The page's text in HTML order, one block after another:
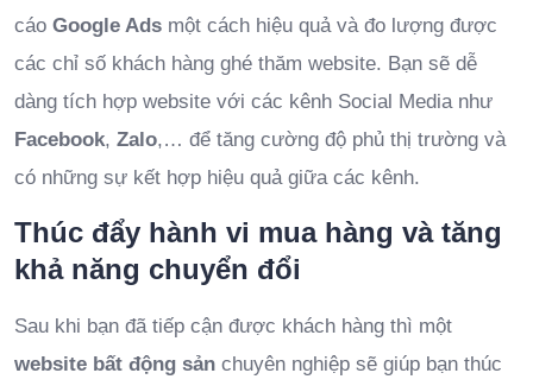
cáo Google Ads một cách hiệu quả và đo lượng được
các chỉ số khách hàng ghé thăm website. Bạn sẽ dễ
dàng tích hợp website với các kênh Social Media như
Facebook, Zalo,… để tăng cường độ phủ thị trường và
có những sự kết hợp hiệu quả giữa các kênh.
Thúc đẩy hành vi mua hàng và tăng
khả năng chuyển đổi
Sau khi bạn đã tiếp cận được khách hàng thì một
website bất động sản chuyên nghiệp sẽ giúp bạn thúc